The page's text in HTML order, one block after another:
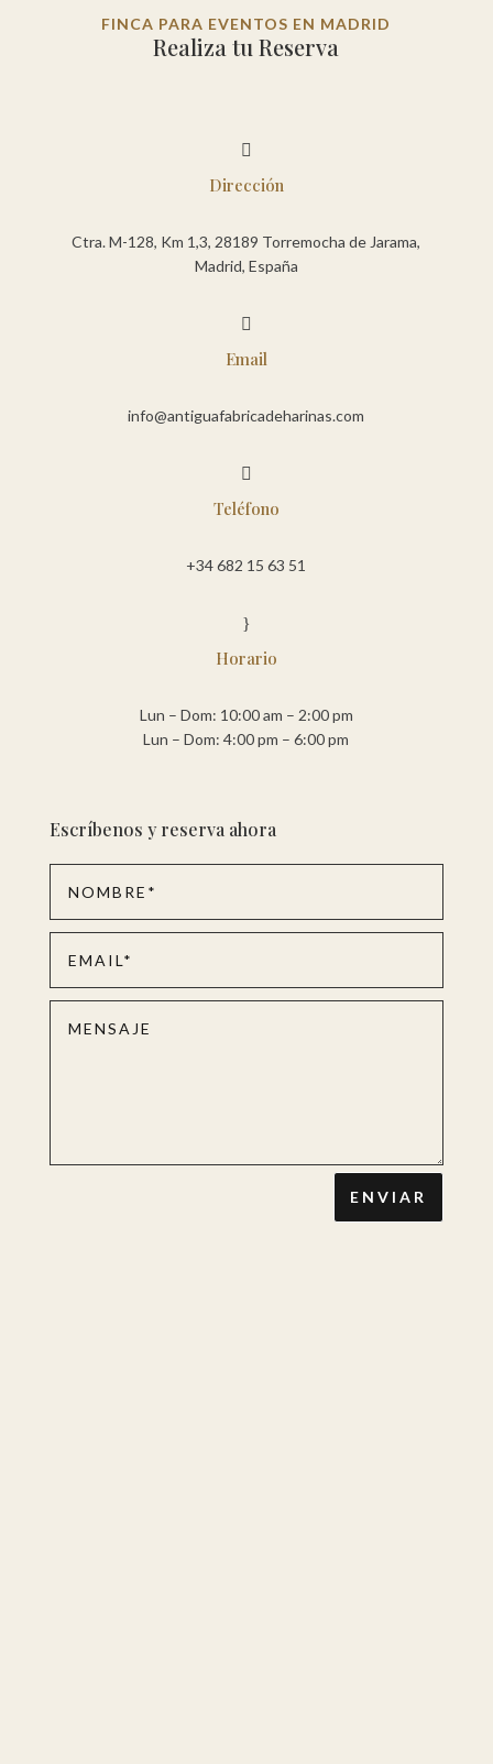
FINCA PARA EVENTOS EN MADRID
Realiza tu Reserva

Dirección
Ctra. M-128, Km 1,3, 28189 Torremocha de Jarama,
Madrid, España

Email
info@antiguafabricadeharinas.com

Teléfono
+34 682 15 63 51
}
Horario
Lun – Dom: 10:00 am – 2:00 pm
Lun – Dom: 4:00 pm – 6:00 pm
Escríbenos y reserva ahora
ENVIAR